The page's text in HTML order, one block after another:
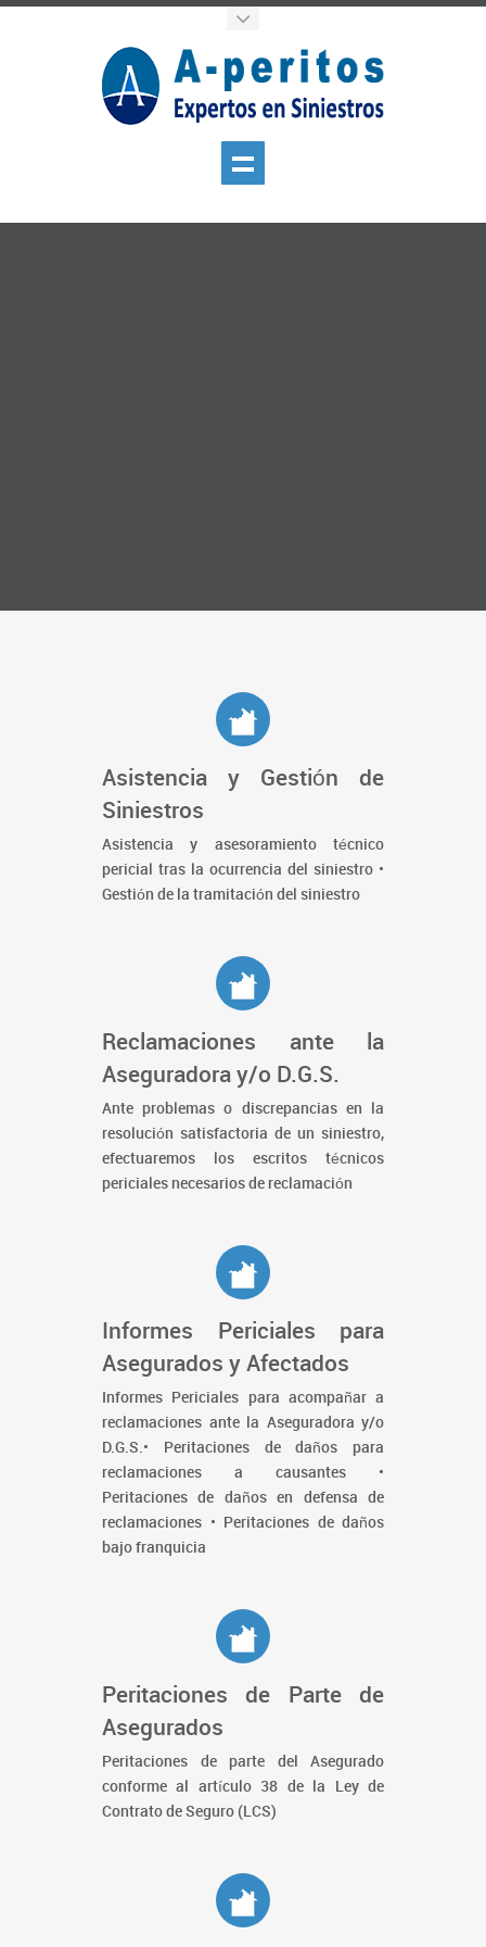
Asistencia y Gestión de
Siniestros
Asistencia y asesoramiento técnico
pericial tras la ocurrencia del siniestro •
Gestión de la tramitación del siniestro
Reclamaciones ante la
Aseguradora y/o D.G.S.
Ante problemas o discrepancias en la
resolución satisfactoria de un siniestro,
efectuaremos los escritos técnicos
periciales necesarios de reclamación
Informes Periciales para
Asegurados y Afectados
Informes Periciales para acompañar a
reclamaciones ante la Aseguradora y/o
D.G.S.• Peritaciones de daños para
reclamaciones a causantes •
Peritaciones de daños en defensa de
reclamaciones • Peritaciones de daños
bajo franquicia
Peritaciones de Parte de
Asegurados
Peritaciones de parte del Asegurado
conforme al artículo 38 de la Ley de
Contrato de Seguro (LCS)